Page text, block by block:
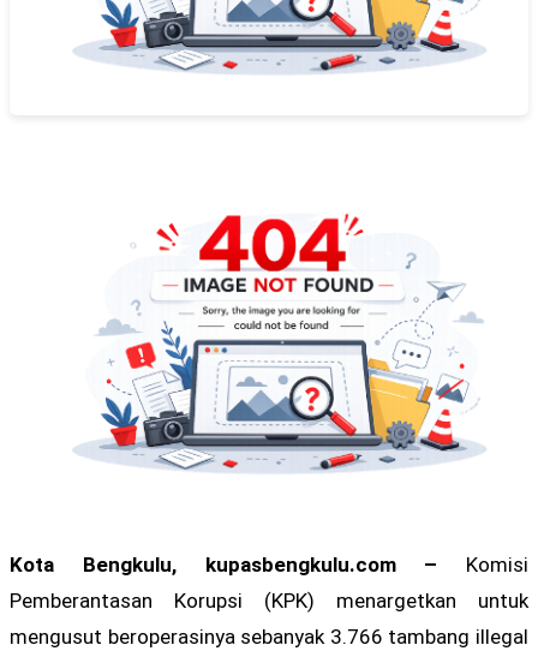
Kota Bengkulu, kupasbengkulu.com – Komisi
Pemberantasan Korupsi (KPK) menargetkan untuk
mengusut beroperasinya sebanyak 3.766 tambang illegal